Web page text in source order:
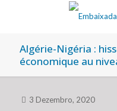
Algérie-Nigéria :
économique au
3 Dezembro, 2020